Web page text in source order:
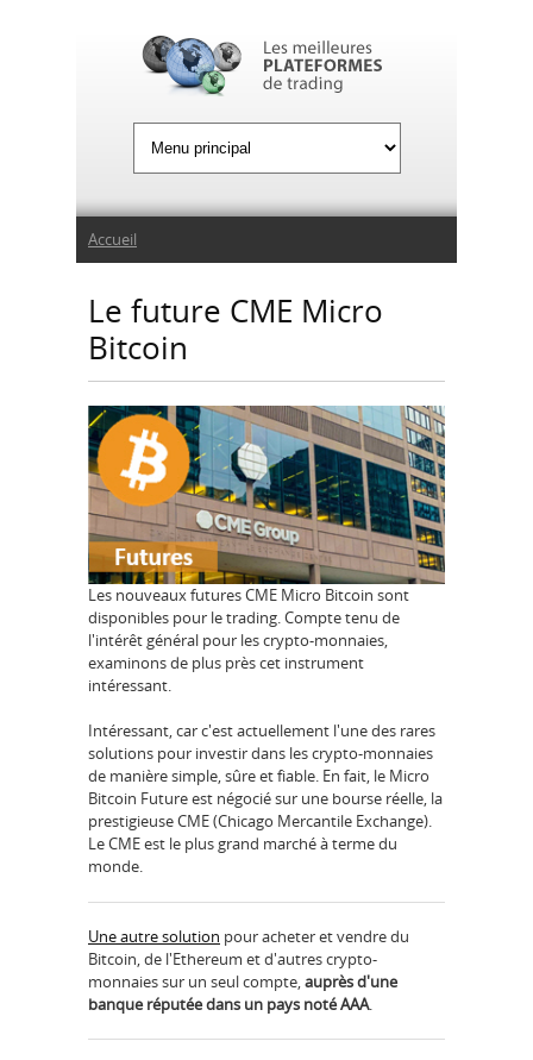
Vous êtes ici
Accueil
Le future CME Micro
Bitcoin
Les nouveaux futures CME Micro Bitcoin sont
disponibles pour le trading. Compte tenu de
l'intérêt général pour les crypto-monnaies,
examinons de plus près cet instrument
intéressant.
Intéressant, car c'est actuellement l'une des rares
solutions pour investir dans les crypto-monnaies
de manière simple, sûre et fiable. En fait, le Micro
Bitcoin Future est négocié sur une bourse réelle, la
prestigieuse CME (Chicago Mercantile Exchange).
Le CME est le plus grand marché à terme du
monde.
Une autre solution pour acheter et vendre du
Bitcoin, de l'Ethereum et d'autres crypto-
monnaies sur un seul compte,auprès d'une
banque réputée dans un pays noté AAA.